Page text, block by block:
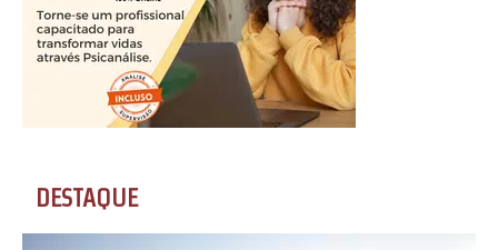
DESTAQUE